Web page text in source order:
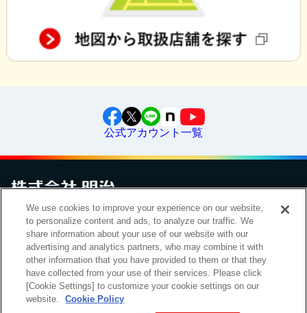
公式アカウント一覧
お問い合わせ サイトマップ個人情報保護について電子公告
アクセシビリティへの対応方針ご利用規約明治グループのDX
Cookie Settings
明治ホールディングス株式会社 （ ｜ 簡体 ）
Meiji Seika ファルマ株式会社
We use cookies to improve your experience on our website,
to personalize content and ads, to analyze our traffic. We
share information about your use of our website with our
advertising and analytics partners, who may combine it with
other information that you have provided to them or that they
have collected from your use of their services. Please click
[Cookie Settings] to customize your cookie settings on our
website.
Cookie Policy